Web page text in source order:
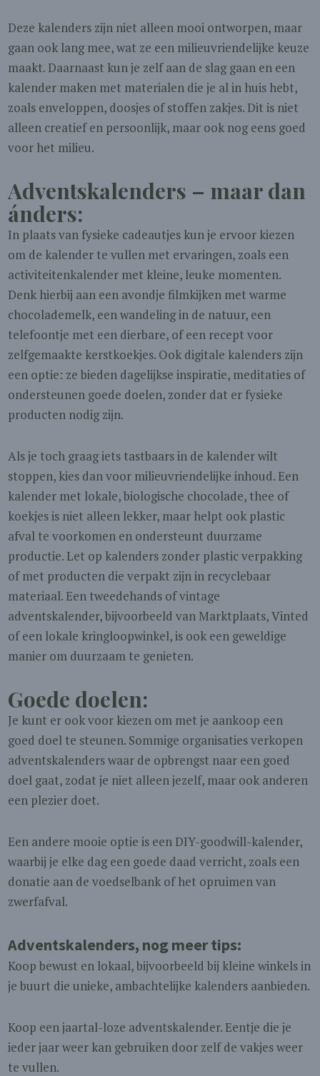
Deze kalenders zijn niet alleen mooi ontworpen, maar
gaan ook lang mee, wat ze een milieuvriendelijke keuze
maakt. Daarnaast kun je zelf aan de slag gaan en een
kalender maken met materialen die je al in huis hebt,
zoals enveloppen, doosjes of stoffen zakjes. Dit is niet
alleen creatief en persoonlijk, maar ook nog eens goed
voor het milieu.
Adventskalenders – maar dan
ánders:
In plaats van fysieke cadeautjes kun je ervoor kiezen
om de kalender te vullen met ervaringen, zoals een
activiteitenkalender met kleine, leuke momenten.
Denk hierbij aan een avondje filmkijken met warme
chocolademelk, een wandeling in de natuur, een
telefoontje met een dierbare, of een recept voor
zelfgemaakte kerstkoekjes. Ook digitale kalenders zijn
een optie: ze bieden dagelijkse inspiratie, meditaties of
ondersteunen goede doelen, zonder dat er fysieke
producten nodig zijn.
Als je toch graag iets tastbaars in de kalender wilt
stoppen, kies dan voor milieuvriendelijke inhoud. Een
kalender met lokale, biologische chocolade, thee of
koekjes is niet alleen lekker, maar helpt ook plastic
afval te voorkomen en ondersteunt duurzame
productie. Let op kalenders zonder plastic verpakking
of met producten die verpakt zijn in recyclebaar
materiaal. Een tweedehands of vintage
adventskalender, bijvoorbeeld van Marktplaats, Vinted
of een lokale kringloopwinkel, is ook een geweldige
manier om duurzaam te genieten.
Goede doelen:
Je kunt er ook voor kiezen om met je aankoop een
goed doel te steunen. Sommige organisaties verkopen
adventskalenders waar de opbrengst naar een goed
doel gaat, zodat je niet alleen jezelf, maar ook anderen
een plezier doet.
Een andere mooie optie is een DIY-goodwill-kalender,
waarbij je elke dag een goede daad verricht, zoals een
donatie aan de voedselbank of het opruimen van
zwerfafval.
Adventskalenders, nog meer tips:
Koop bewust en lokaal, bijvoorbeeld bij kleine winkels in
je buurt die unieke, ambachtelijke kalenders aanbieden.
Koop een jaartal-loze adventskalender. Eentje die je
ieder jaar weer kan gebruiken door zelf de vakjes weer
te vullen.